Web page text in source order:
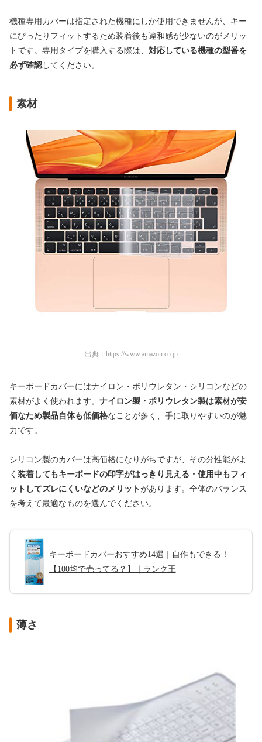
機種専用カバーは指定された機種にしか使用できませんが、キー
にぴったりフィットするため装着後も違和感が少ないのがメリッ
トです。専用タイプを購入する際は、 対応している機種の型番を
必ず確認してください。
素材
出典： https://www.amazon.co.jp
キーボードカバーにはナイロン・ポリウレタン・シリコンなどの
素材がよく使われます。 ナイロン製・ポリウレタン製は素材が安
価なため製品自体も低価格なことが多く、手に取りやすいのが魅
力です。
シリコン製のカバーは高価格になりがちですが、その分性能がよ
く 装着してもキーボードの印字がはっきり見える・使用中もフィ
ットしてズレにくいなどのメリットがあります。全体のバランス
を考えて最適なものを選んでください。
キーボードカバーおすすめ14選｜自作もできる！
【100均で売ってる？】｜ランク王
薄さ